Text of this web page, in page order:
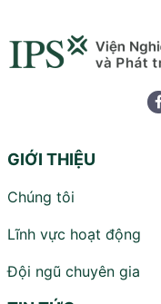
GIỚI THIỆU
Chúng tôi
Lĩnh vực hoạt động
Đội ngũ chuyên gia